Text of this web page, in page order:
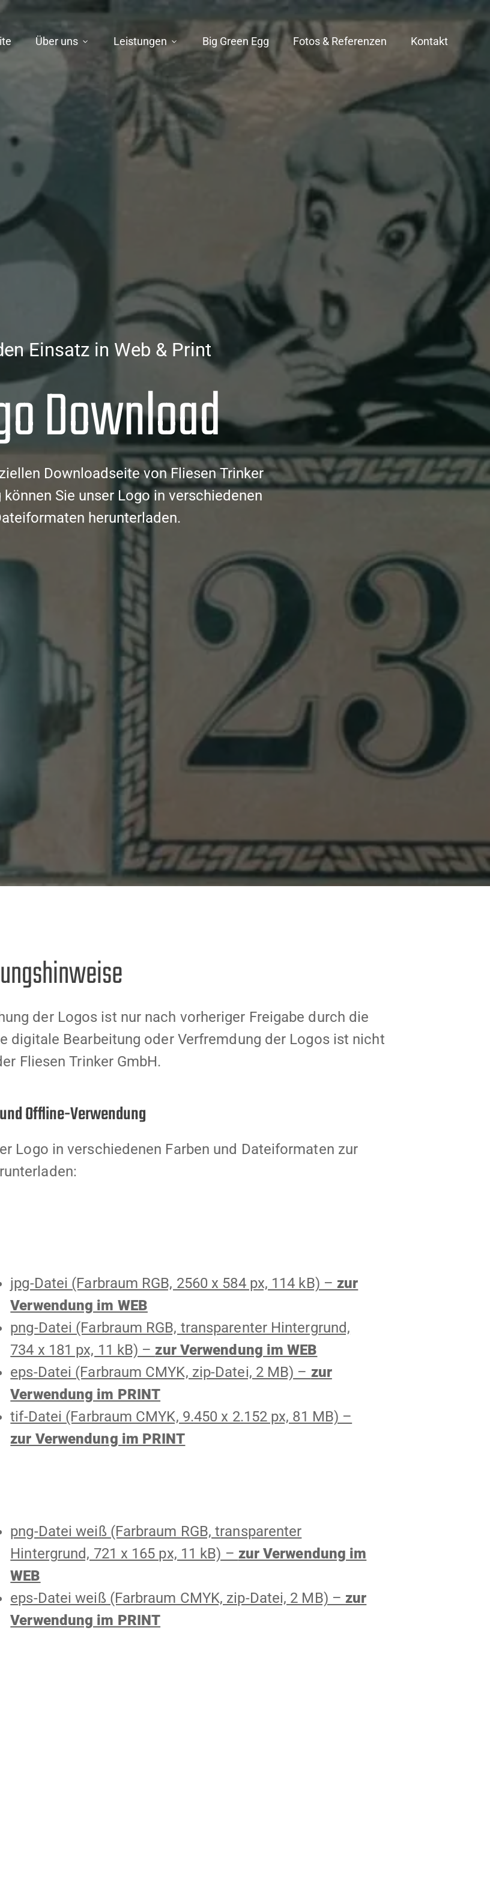
Über uns Leistungen Big Green Egg Fotos & Referenzen Kontakt
Einsatz in Web & Print
Download
Downloadseite von Fliesen Trinker
Sie unser Logo in verschiedenen
herunterladen.
der Logos ist nur nach vorheriger Freigabe durch die
digitale Bearbeitung oder Verfremdung der Logos ist nicht
Fliesen Trinker GmbH.
Offline-Verwendung
Logo in verschiedenen Farben und Dateiformaten zur
jpg-Datei (Farbraum RGB, 2560 x 584 px, 114 kB) –zur
Verwendung im WEB
png-Datei (Farbraum RGB, transparenter Hintergrund,
734 x 181 px, 11 kB) –zur Verwendung im WEB
eps-Datei (Farbraum CMYK, zip-Datei, 2 MB) – zur
Verwendung im PRINT
tif-Datei (Farbraum CMYK, 9.450 x 2.152 px, 81 MB) –
zur Verwendung im PRINT
png-Datei weiß (Farbraum RGB, transparenter
Hintergrund, 721 x 165 px, 11 kB) – zur Verwendung im
WEB
eps-Datei weiß (Farbraum CMYK, zip-Datei, 2 MB) –zur
Verwendung im PRINT